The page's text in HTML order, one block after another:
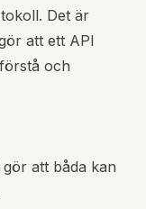
Det är
att ett API
och
att båda kan